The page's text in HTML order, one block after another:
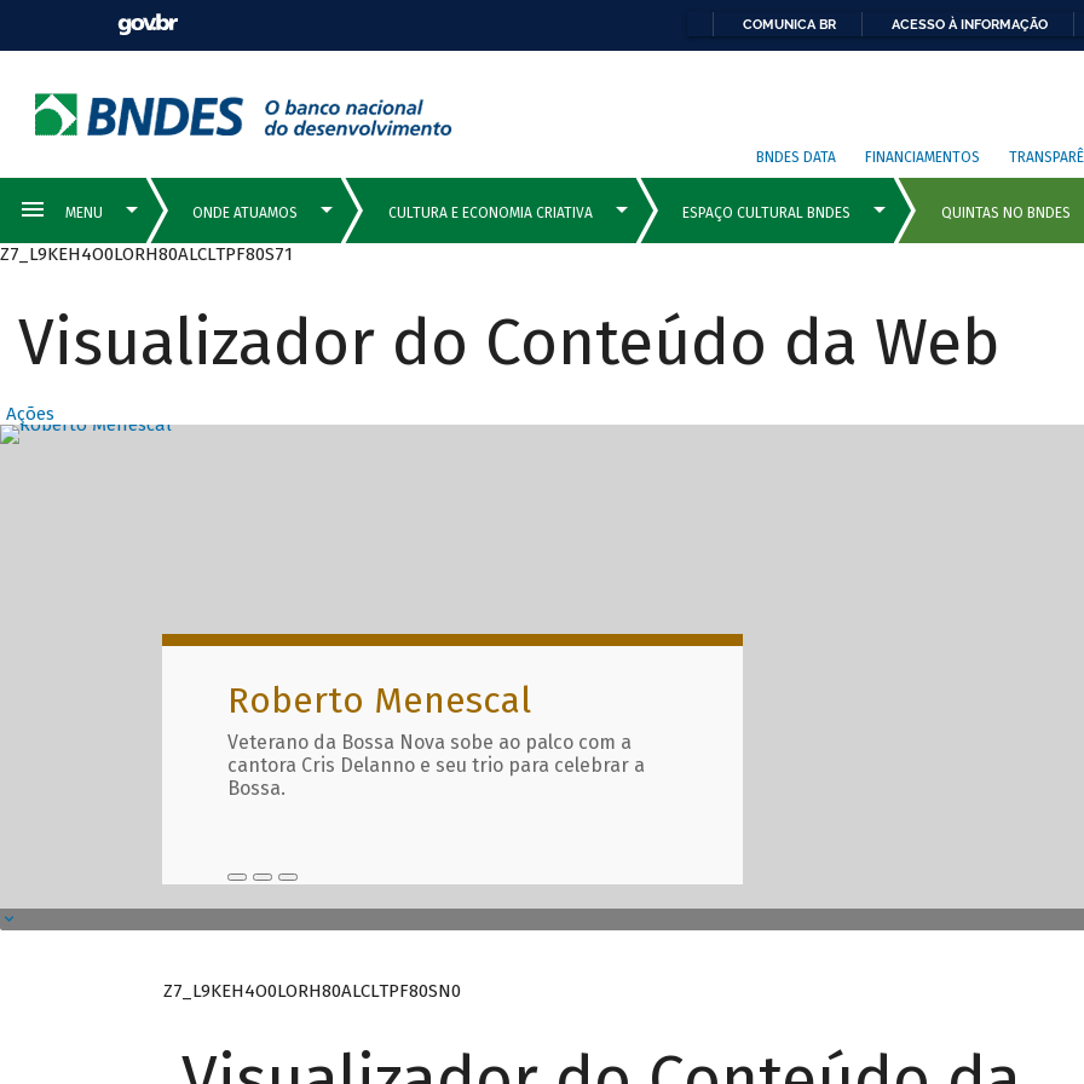
COMUNICA BR ACESSO À INFORMAÇÃO
BNDES DATA FINANCIAMENTOS
Z7_L9KEH4O0LORH80ALCLTPF80S71
Visualizador do Conteúdo da Web
Ações
Destaques Principais com
Roberto Menescal
Veterano da Bossa Nova sobe ao palco com a
cantora Cris Delanno e seu trio para celebrar a
Bossa.
Z7_L9KEH4O0LORH80ALCLTPF80SN0